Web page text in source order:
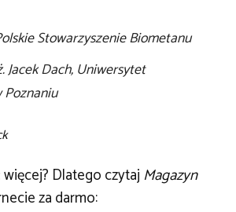
Stowarzyszenie Biometanu
Jacek Dach, Uniwersytet
Dlatego czytajMagazyn
za darmo: